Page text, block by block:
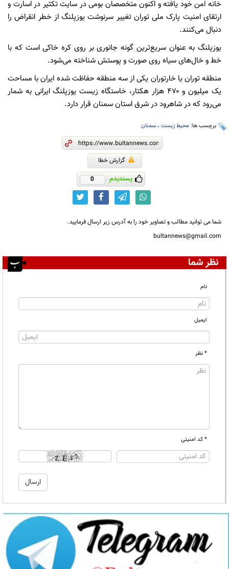
خانه امن خود یافته و اکنون متخصصان بومی در سایت تکثیر در اسارت و
ارتقای امنیت پارک ملی توران تغییر سرنوشت یوزپلنگ از خطر انقراض را
دنبال می‌کنند.
یوزپلنگ به عنوان سریع‌ترین گونه جانوری بر روی کره خاکی است که با
خط و خال‌های سیاه روی صورت و پوستش شناخته می‌شود.
منطقه توران یا خارتوران یکی از سه منطقه حفاظت شده ایران با مساحت
یک میلیون و ۴۷۰ هزار هکتار، خاستگاه زیست یوزپلنگ ایرانی به شمار
می‌رود که در شاهرود در شرق استان سمنان قرار دارد.
برچسب ها: محیط زیست ، سمنان
گزارش خطا
پسندیدم 0
شما می توانید مطالب و تصاویر خود را به آدرس زیر ارسال فرمایید.
bultannews@gmail.com
نظر شما
نام
ایمیل
* نظر
* کد امنیتی